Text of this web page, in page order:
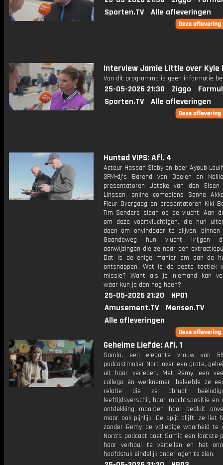
Sporten.TV
Alle afleveringen
Interview Jamie Little over Kyle
Van dit programma is geen informatie
25-05-2026 21:30 Ziggo
Sporten.TV
Alle afleveringen
Hunted VIPS: Afl. 4
Acteur Hassan Slaby en boer Ayoub
3FM-dj's Barend van Deelen en
presentatoren Jetske van den
Linssen, online comedians Sanne
Fleur Overgaag en presentatoren Kiki
Tim Senders slaan op de vlucht. Aan
om deze voortvluchtigen, die hun
doen om onvindbaar te blijven,
Gaandeweg hun vlucht krijgen
aanwijzingen die ze naar een
Dat is de enige manier om aan de
ontsnappen. Wat is de beste tactiek
missie? Want als je niemand kan
waar kun je dan nog heen?
25-05-2026 21:20
NPO1
Amusement.TV
Mensen.TV
Alle afleveringen
Geheime Liefde: Afl. 1
Samia, een elegante vrouw van
podcastmaker Nora over een grote,
uit haar verleden. Met Remy, een
collega én werknemer, beleefde ze
relatie die ze abrupt
leeftijdsverschil, haar machtspositie en
ontdekking maakten haar besluit
maar ook pijnlijk. De spijt blijft: ze liet
zonder Remy de volledige waarheid te
Nora's podcast doet Samia een laatste
haar verhaal te vertellen en het
hoofdstuk eindelijk onder ogen te zien.